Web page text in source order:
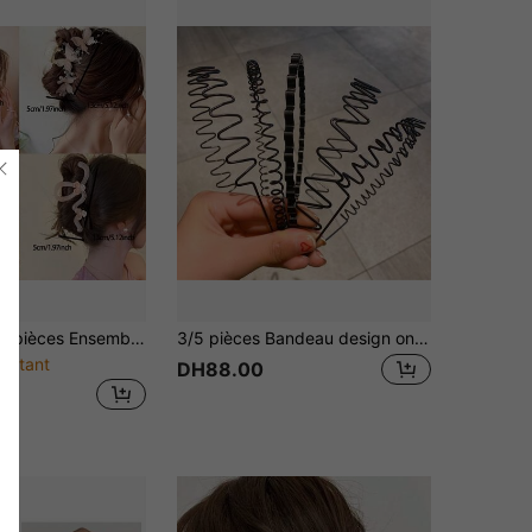
2 pièces Ensemble de pinces à cheveux élégantes roses, grandes pinces à cheveux requin pour femmes pour queue de cheval & coiffure relevée, accessoires de cheveux pour usage quotidien, fête, mariage, cadeau
3/5 pièces Bandeau design ondulé pour hommes, convient pour la salle de sport, Bandeau pour hommes, Accessoires pour hommes, Bandeau ondulé, Accessoires pour hommes, Accessoires de tête pour hommes, Accessoires de baseball
DH88.00